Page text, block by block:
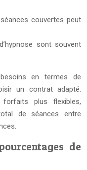
couvertes peut
sont souvent
en termes de
un contrat adapté.
plus flexibles,
de séances entre
de